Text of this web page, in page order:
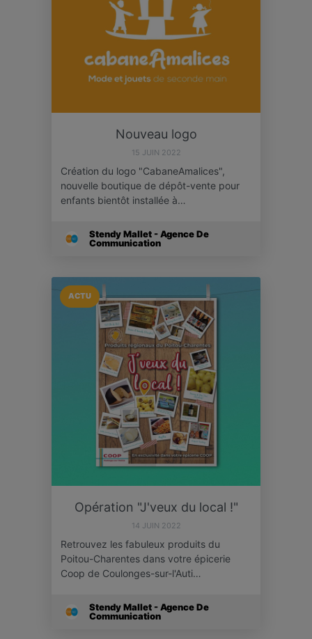
Nouveau logo
15 JUIN 2022
Création du logo "CabaneAmalices",
nouvelle boutique de dépôt-vente pour
enfants bientôt installée à…
Stendy Mallet - Agence De
Communication
ACTU
Opération "J'veux du local !"
14 JUIN 2022
Retrouvez les fabuleux produits du
Poitou-Charentes dans votre épicerie
Coop de Coulonges-sur-l'Auti…
Stendy Mallet - Agence De
Communication